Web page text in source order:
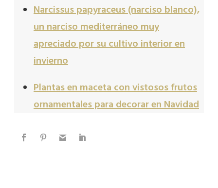
Narcissus papyraceus (narciso blanco),
un narciso mediterráneo muy
apreciado por su cultivo interior en
invierno
Plantas en maceta con vistosos frutos
ornamentales para decorar en Navidad